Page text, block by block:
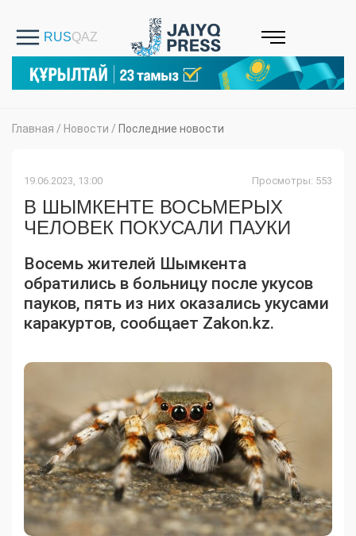
Главная / Новости / Последние новости
19.06.2023, 13:00 Просмотры: 553
В ШЫМКЕНТЕ ВОСЬМЕРЫХ
ЧЕЛОВЕК ПОКУСАЛИ ПАУКИ
Восемь жителей Шымкента
обратились в больницу после укусов
пауков, пять из них оказались укусами
каракуртов, сообщает Zakon.kz.